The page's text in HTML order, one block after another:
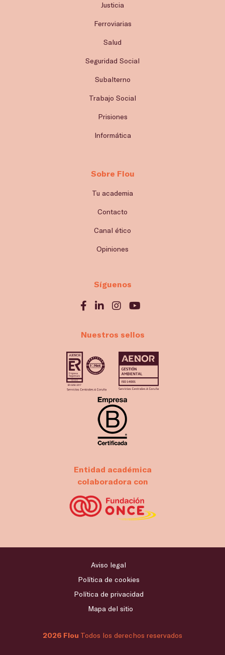
Justicia
Ferroviarias
Salud
Seguridad Social
Subalterno
Trabajo Social
Prisiones
Informática
Sobre Flou
Tu academia
Contacto
Canal ético
Opiniones
Síguenos
Nuestros sellos
Entidad académica
colaboradora con
2026 Flou Todos los derechos reservados
Aviso legal
Política de cookies
Política de privacidad
Mapa del sitio